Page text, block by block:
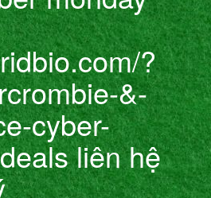
?
&-
cyber-
liên hệ